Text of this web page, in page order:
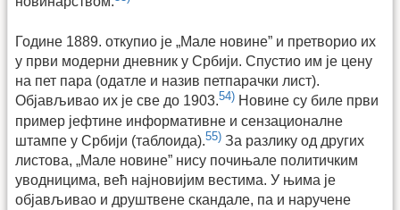
Године 1889. откупио је „Мале новине” и претворио их
у први модерни дневник у Србији. Спустио им је цену
на пет пара (одатле и назив петпарачки лист).
Објављивао их је све до 1903.54) Новине су биле први
пример јефтине информативне и сензационалне
штампе у Србији (таблоида).55) За разлику од других
листова, „Мале новине” нису почињале политичким
уводницима, већ најновијим вестима. У њима је
објављивао и друштвене скандале, па и наручене